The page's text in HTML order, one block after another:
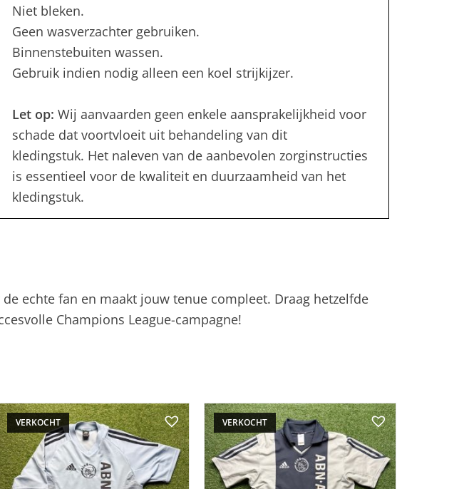
Niet bleken.
Geen wasverzachter gebruiken.
Binnenstebuiten wassen.
Gebruik indien nodig alleen een koel strijkijzer.
Let op: Wij aanvaarden geen enkele aansprakelijkheid voor
schade dat voortvloeit uit behandeling van dit
kledingstuk. Het naleven van de aanbevolen zorginstructies
is essentieel voor de kwaliteit en duurzaamheid van het
kledingstuk.
echte fan en maakt jouw tenue compleet. Draag hetzelfde
Champions League-campagne!
VERKOCHT VERKOCHT